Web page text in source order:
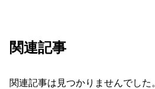
関連記事
関連記事は見つかりませんでした。